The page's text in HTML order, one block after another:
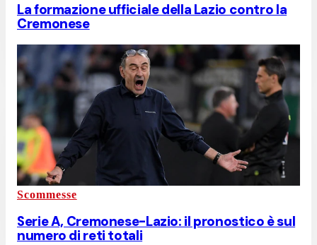
La formazione ufficiale della Lazio contro la
Cremonese
Scommesse
Serie A, Cremonese-Lazio: il pronostico è sul
numero di reti totali